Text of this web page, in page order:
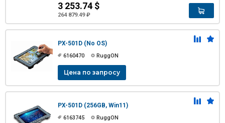
3 253.74 $
264 879.49 ₽
PX-501D (No OS)
6160470 RuggON
Цена по запросу
PX-501D (256GB, Win11)
6163745 RuggON